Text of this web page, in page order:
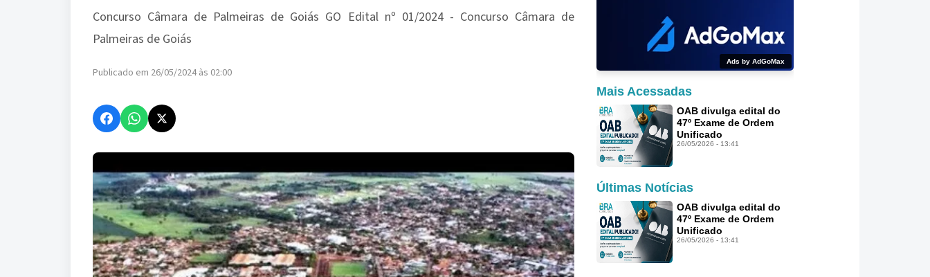
Concurso Câmara de Palmeiras de Goiás GO Edital nº 01/2024 - Concurso Câmara de
Palmeiras de Goiás
Publicado em 26/05/2024 às 02:00
Ads by AdGoMax
Mais Acessadas
OAB divulga edital do
47º Exame de Ordem
Unificado
26/05/2026 - 13:41
Últimas Notícias
OAB divulga edital do
47º Exame de Ordem
Unificado
26/05/2026 - 13:41